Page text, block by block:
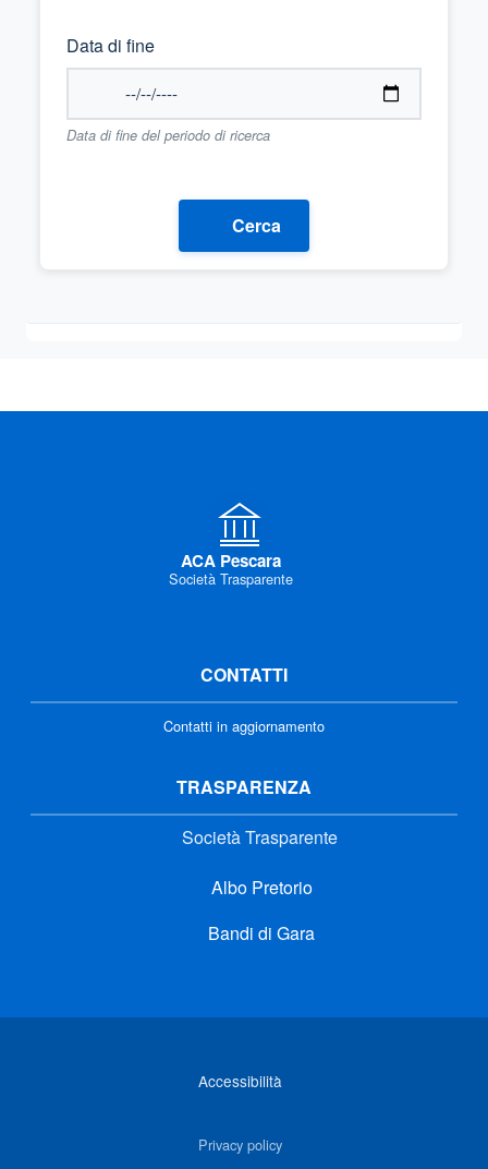
Data di fine
Data di fine del periodo di ricerca
Cerca
ACA Pescara
Società Trasparente
CONTATTI
Contatti in aggiornamento
TRASPARENZA
Società Trasparente
Albo Pretorio
Bandi di Gara
Accessibilità
Privacy policy